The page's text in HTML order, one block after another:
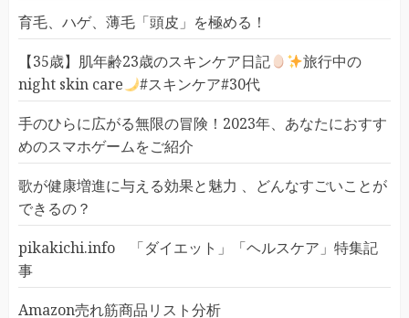
育毛、ハゲ、薄毛「頭皮」を極める！
【35歳】肌年齢23歳のスキンケア日記
旅行中の
night skin care
#スキンケア#30代
手のひらに広がる無限の冒険！2023年、あなたにおすす
めのスマホゲームをご紹介
歌が健康増進に与える効果と魅力 、どんなすごいことが
できるの？
pikakichi.info 「ダイエット」「ヘルスケア」特集記
事
Amazon売れ筋商品リスト分析